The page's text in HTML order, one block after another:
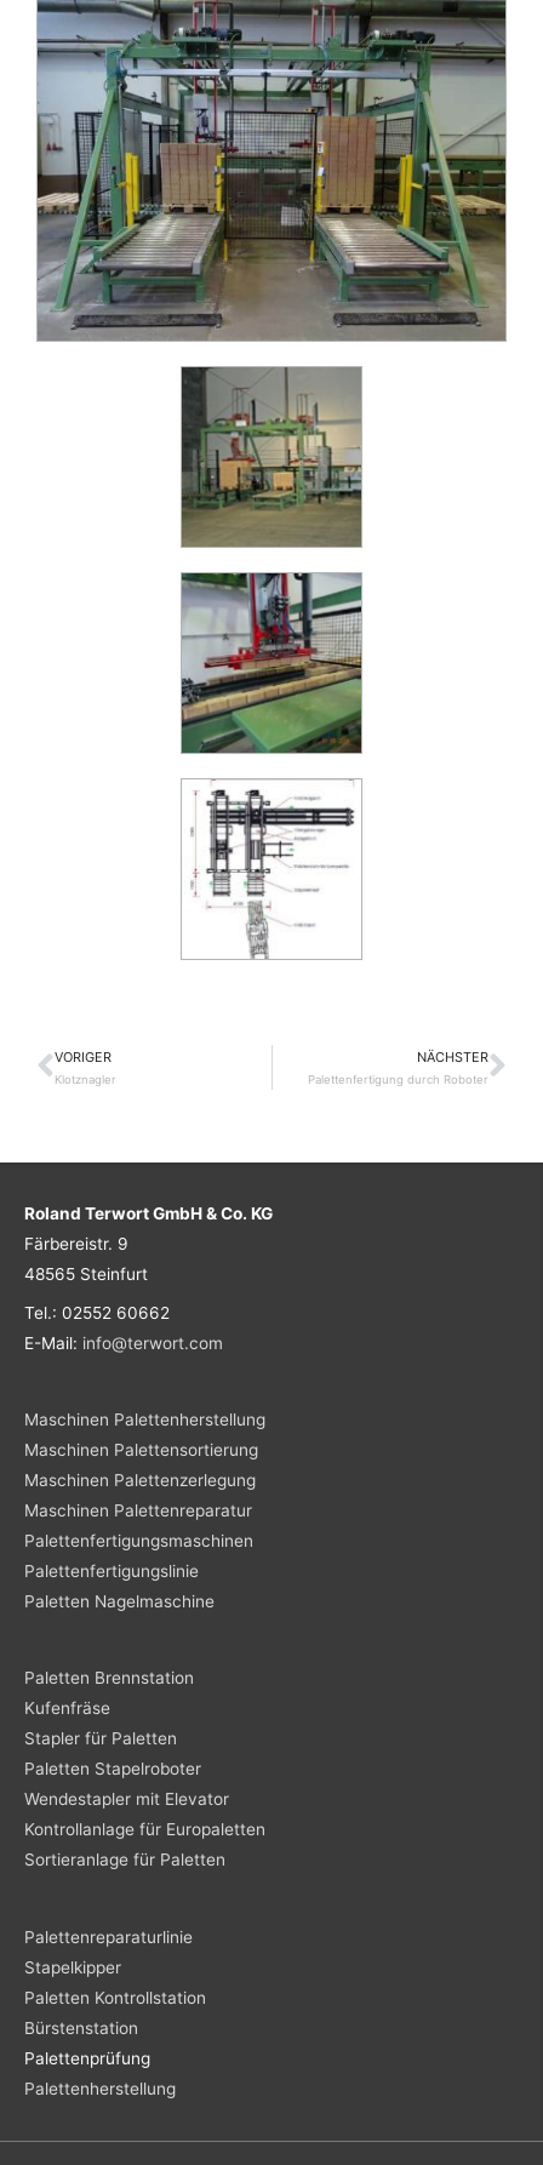
Zurück
VORIGER
Klotznagler
NÄCHSTER
Palettenfertigung durch Roboter
Roland Terwort GmbH & Co. KG
Färbereistr. 9
48565 Steinfurt
Tel.: 02552 60662
E-Mail: info@terwort.com
Maschinen Palettenherstellung
Maschinen Palettensortierung
Maschinen Palettenzerlegung
Maschinen Palettenreparatur
Palettenfertigungsmaschinen
Palettenfertigungslinie
Paletten Nagelmaschine
Paletten Brennstation
Kufenfräse
Stapler für Paletten
Paletten Stapelroboter
Wendestapler mit Elevator
Kontrollanlage für Europaletten
Sortieranlage für Paletten
Palettenreparaturlinie
Stapelkipper
Paletten Kontrollstation
Bürstenstation
Palettenprüfung
Palettenherstellung